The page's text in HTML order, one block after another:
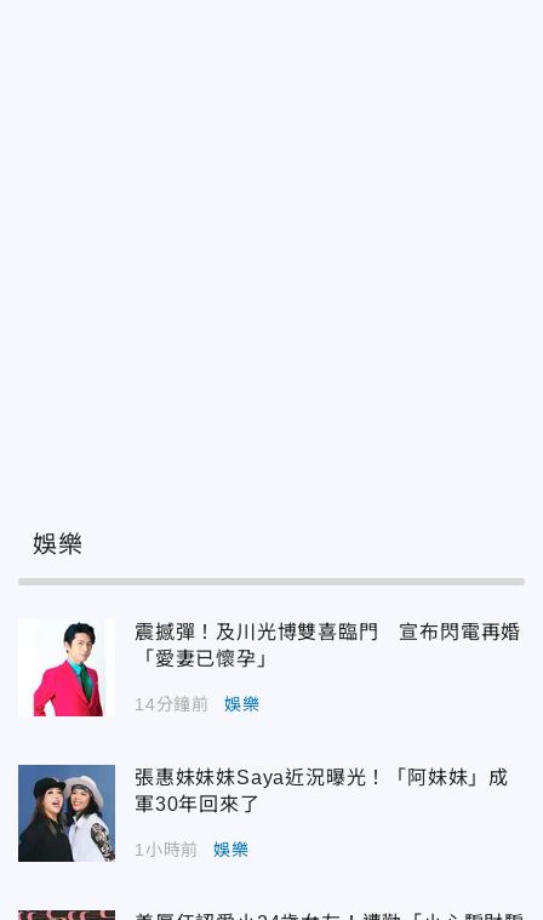
娛樂
震撼彈！及川光博雙喜臨門 宣布閃電再婚
「愛妻已懷孕」
14分鐘前 娛樂
張惠妹妹妹Saya近況曝光！「阿妹妹」成
軍30年回來了
1小時前 娛樂